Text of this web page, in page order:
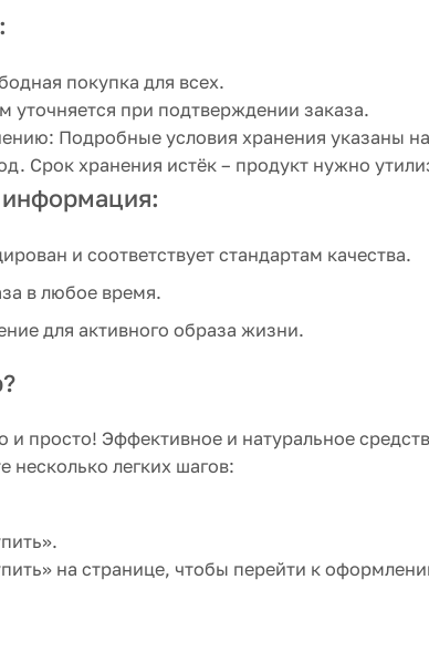
покупка для всех.
уточняется при подтверждении заказа.
Подробные условия хранения указаны
Срок хранения истёк – продукт нужно
и соответствует стандартам качества.
в любое время.
для активного образа жизни.
и просто! Эффективное и натуральное
несколько легких шагов:
на странице, чтобы перейти к